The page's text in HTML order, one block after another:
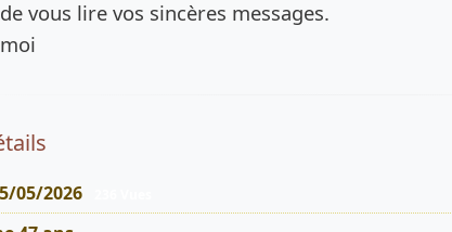
vous lire vos sincères messages.
05/2026